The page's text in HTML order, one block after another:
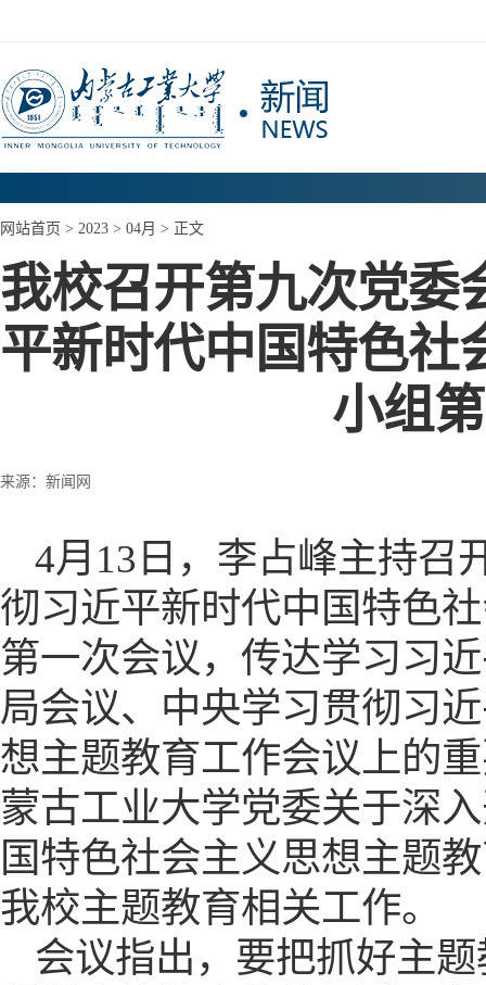
网站首页 > 2023 > 04月 > 正文
我校召开第九次党委
平新时代中国特色社
小组
来源：新闻网
4月13日，李占峰主持召
彻习近平新时代中国特色
第一次会议，传达学习习
局会议、中央学习贯彻习
想主题教育工作会议上的
蒙古工业大学党委关于深
国特色社会主义思想主题
我校主题教育相关工作。
会议指出，要把抓好主